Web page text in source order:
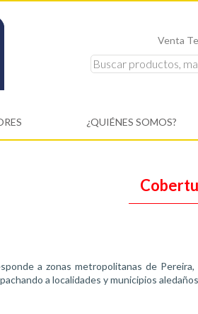
Venta
¿QUIÉNES SOMOS?
a zonas metropolitanas de
a localidades y municipios